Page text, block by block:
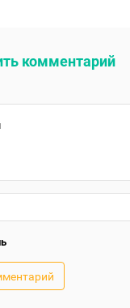
комментарий